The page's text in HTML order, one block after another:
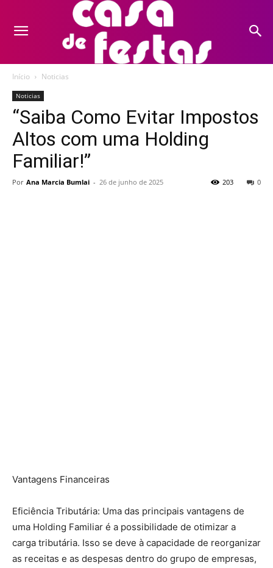
Início Noticias
Noticias
“Saiba Como Evitar Impostos
Altos com uma Holding
Familiar!”
Por Ana Marcia Bumlai - 26 de junho de 2025 0
203
Vantagens Financeiras
Eficiência Tributária: Uma das principais vantagens de
uma Holding Familiar é a possibilidade de otimizar a
carga tributária. Isso se deve à capacidade de reorganizar
as receitas e as despesas dentro do grupo de empresas,